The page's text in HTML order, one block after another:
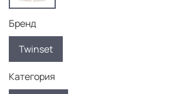
Бренд
Twinset
Категория